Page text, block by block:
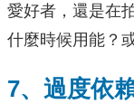
愛好者，還是在
什麼時候用能？
7、過度依